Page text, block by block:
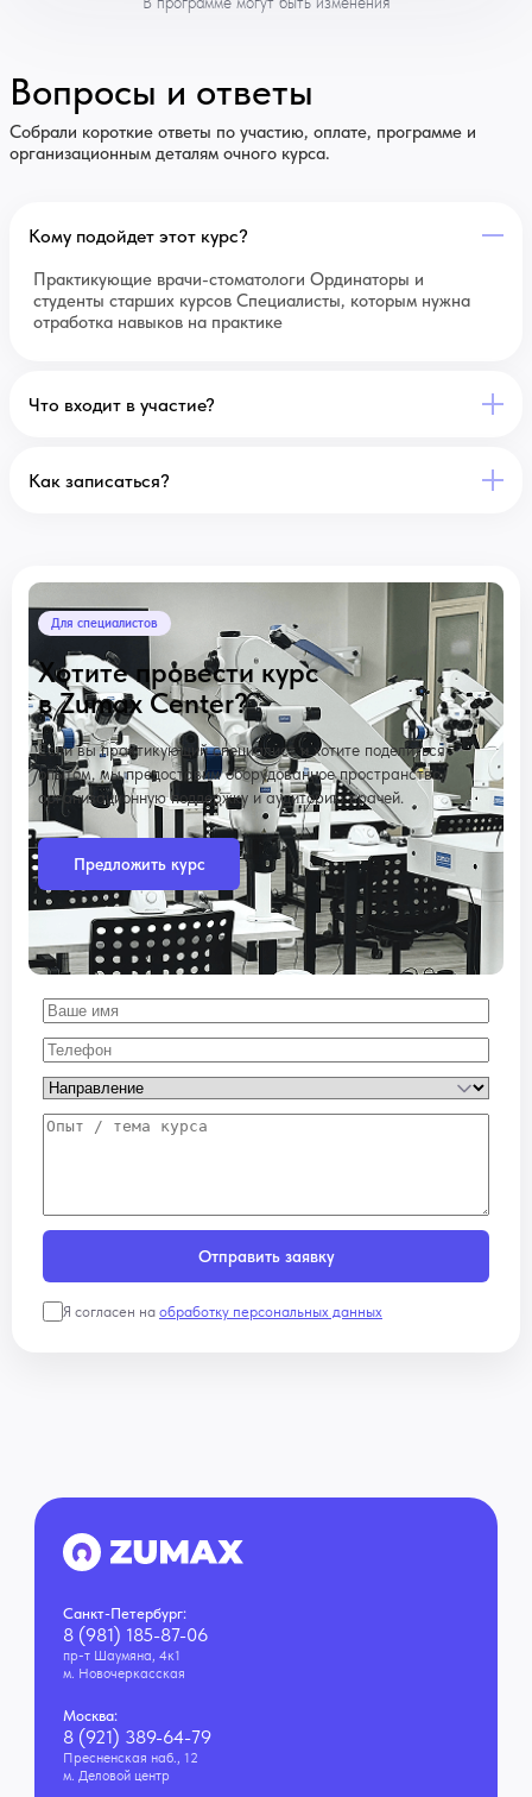
Вопросы и ответы
Собрали короткие ответы по участию, оплате, программе и
организационным деталям очного курса.
Кому подойдет этот курс?
Практикующие врачи-стоматологи Ординаторы и
студенты старших курсов Специалисты, которым нужна
отработка навыков на практике
Что входит в участие?
Как записаться?
Для специалистов
Хотите провести курс
в Zumax Center?
Если вы практикующий специалист и хотите поделиться
опытом, мы предоставим оборудованное пространство,
организационную поддержку и аудиторию врачей.
Предложить курс
Отправить заявку
Я согласен на обработку персональных данных
Санкт-Петербург:
8 (981) 185-87-06
пр-т Шаумяна, 4к1
м. Новочеркасская
Москва:
8 (921) 389-64-79
Пресненская наб., 12
м. Деловой центр